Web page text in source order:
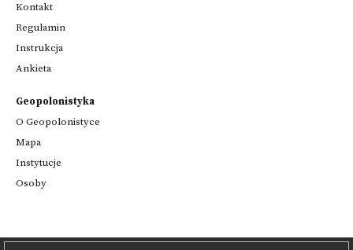
Kontakt
Regulamin
Instrukcja
Ankieta
Geopolonistyka
O Geopolonistyce
Mapa
Instytucje
Osoby